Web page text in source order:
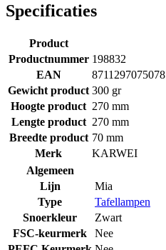
Specificaties
Product
Productnummer 198832
EAN
8711297075078
Gewicht product 300 gr
Hoogte product 270 mm
Lengte product 270 mm
Breedte product 70 mm
Merk
KARWEI
Algemeen
Lijn
Mia
Type
Tafellampen
Snoerkleur
Zwart
FSC-keurmerk
Nee